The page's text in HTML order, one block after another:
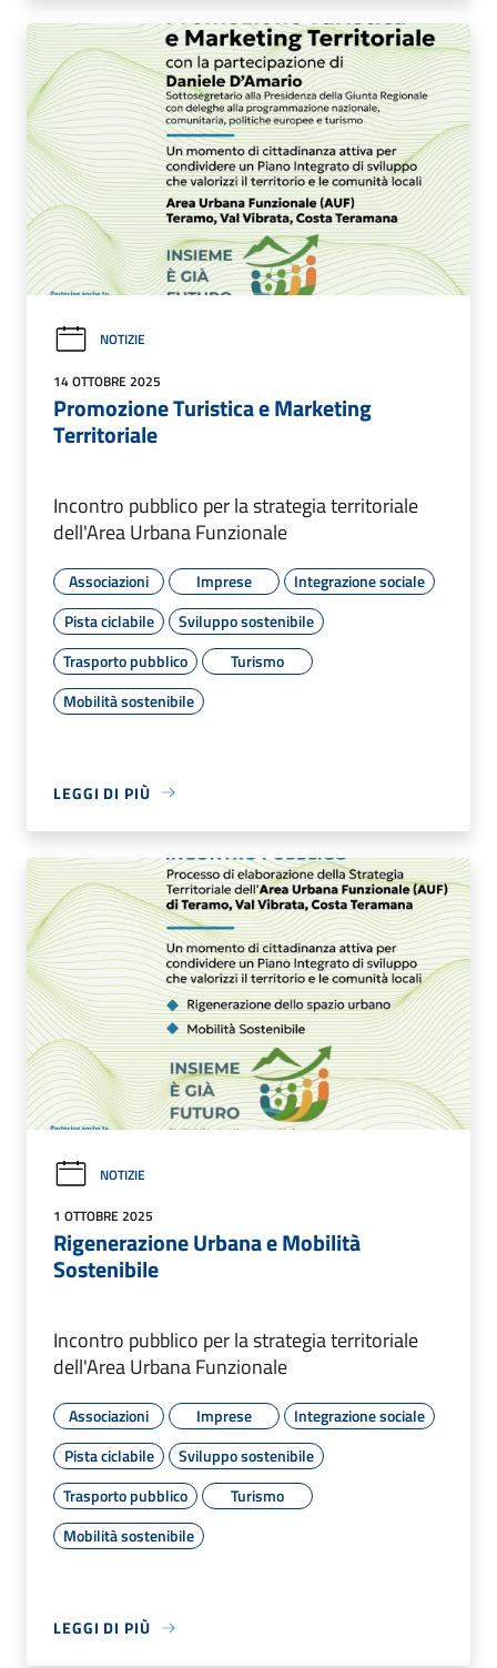
NOTIZIE
14 OTTOBRE 2025
Promozione Turistica e Marketing
Territoriale
Incontro pubblico per la strategia territoriale
dell'Area Urbana Funzionale
Associazioni Imprese
Integrazione sociale
Pista ciclabile
Sviluppo sostenibile
Trasporto pubblico
Turismo
Mobilità sostenibile
LEGGI DI PIÙ
NOTIZIE
1 OTTOBRE 2025
Rigenerazione Urbana e Mobilità
Sostenibile
Incontro pubblico per la strategia territoriale
dell'Area Urbana Funzionale
Associazioni Imprese
Integrazione sociale
Pista ciclabile
Sviluppo sostenibile
Trasporto pubblico
Turismo
Mobilità sostenibile
LEGGI DI PIÙ